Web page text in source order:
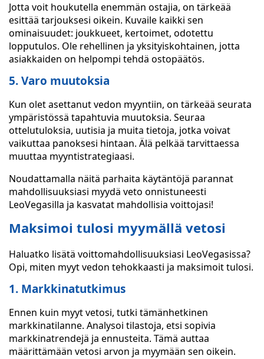
Jotta voit houkutella enemmän ostajia, on tärkeää
esittää tarjouksesi oikein. Kuvaile kaikki sen
ominaisuudet: joukkueet, kertoimet, odotettu
lopputulos. Ole rehellinen ja yksityiskohtainen, jotta
asiakkaiden on helpompi tehdä ostopäätös.
5. Varo muutoksia
Kun olet asettanut vedon myyntiin, on tärkeää seurata
ympäristössä tapahtuvia muutoksia. Seuraa
ottelutuloksia, uutisia ja muita tietoja, jotka voivat
vaikuttaa panoksesi hintaan. Älä pelkää tarvittaessa
muuttaa myyntistrategiaasi.
Noudattamalla näitä parhaita käytäntöjä parannat
mahdollisuuksiasi myydä veto onnistuneesti
LeoVegasilla ja kasvatat mahdollisia voittojasi!
Maksimoi tulosi myymällä vetosi
Haluatko lisätä voittomahdollisuuksiasi LeoVegasissa?
Opi, miten myyt vedon tehokkaasti ja maksimoit tulosi.
1. Markkinatutkimus
Ennen kuin myyt vetosi, tutki tämänhetkinen
markkinatilanne. Analysoi tilastoja, etsi sopivia
markkinatrendejä ja ennusteita. Tämä auttaa
määrittämään vetosi arvon ja myymään sen oikein.